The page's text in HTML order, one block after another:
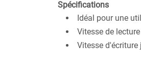
Spécifications
Idéal pour une
Vitesse de
Vitesse